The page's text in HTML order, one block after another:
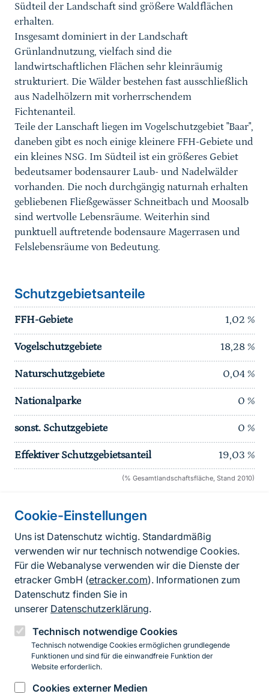
Cookie-Einstellungen
Uns ist Datenschutz wichtig. Standardmäßig
verwenden wir nur technisch notwendige Cookies.
Für die Webanalyse verwenden wir die Dienste der
etracker GmbH (etracker.com). Informationen zum
Datenschutz finden Sie in
unserer Datenschutzerklärung.
Technisch notwendige Cookies
Technisch notwendige Cookies ermöglichen grundlegende
Funktionen und sind für die einwandfreie Funktion der
Website erforderlich.
Cookies externer Medien
Südteil der Landschaft sind größere Waldflächen
erhalten.
Insgesamt dominiert in der Landschaft
Grünlandnutzung, vielfach sind die
landwirtschaftlichen Flächen sehr kleinräumig
strukturiert. Die Wälder bestehen fast ausschließlich
aus Nadelhölzern mit vorherrschendem
Fichtenanteil.
Teile der Lanschaft liegen im Vogelschutzgebiet "Baar",
daneben gibt es noch einige kleinere FFH-Gebiete und
ein kleines NSG. Im Südteil ist ein größeres Gebiet
bedeutsamer bodensaurer Laub- und Nadelwälder
vorhanden. Die noch durchgängig naturnah erhalten
gebliebenen Fließgewässer Schneitbach und Moosalb
sind wertvolle Lebensräume. Weiterhin sind
punktuell auftretende bodensaure Magerrasen und
Felslebensräume von Bedeutung.
Schutzgebietsanteile
FFH-Gebiete 1,02 %
Vogelschutzgebiete 18,28 %
Naturschutzgebiete 0,04 %
Nationalparke 0 %
sonst. Schutzgebiete 0 %
Effektiver Schutzgebietsanteil 19,03 %
(% Gesamtlandschaftsfläche, Stand 2010)
Informationen zur Seite
FußzeileKontakt zum BfN
Kontaktformular
Erklärung zur Barrierefreiheit
Impressum
Datenschutz
InstagramFacebookYouTubeLinkedIn